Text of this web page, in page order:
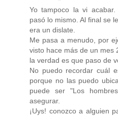
Yo tampoco la vi
pasó lo mismo. Al final se
era un dislate.
Me pasa a menudo, por
visto hace más de un mes
la verdad es que paso de
No puedo recordar cuál
porque no las puedo
puede ser "Los
asegurar.
¡Uys! conozco a alguien